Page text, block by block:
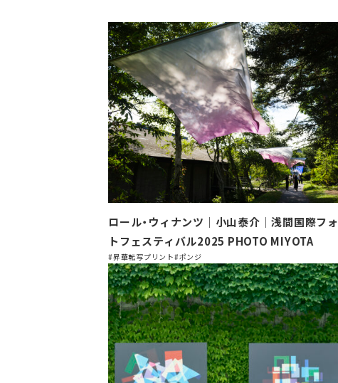
ロール・ウィナンツ｜小山泰介｜浅間国際フォ
トフェスティバル2025 PHOTO MIYOTA
#昇華転写プリント#ポンジ